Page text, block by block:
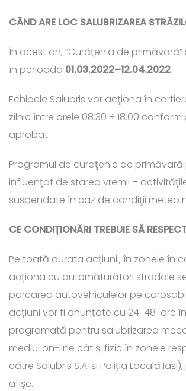
CÂND ARE LOC SALUBRIZAREA
În acest an, “Curăţenia de
în perioada 01.03.2022–12.04.2022
Echipele Salubris vor acţiona în
zilnic între orele 08.30 ÷ 18.00
aprobat.
Programul de curaţenie de
influenţat de starea vremii –
suspendate în caz de condiţii meteo
CE CONDIȚIONĂRI TREBUIE SĂ
Pe toată durata acțiunii, în zonele în
acționa cu automăturători stradale
parcarea autovehiculelor pe
acțiuni vor fi anunțate cu 24-48 ore
programată pentru salubrizarea
mediul on-line cât și fizic în zonele
către Salubris S.A. și Poliția Locală
afișe.